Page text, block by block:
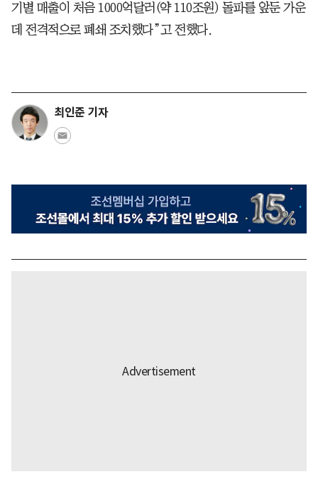
기별 매출이 처음 1000억달러(약 110조원) 돌파를 앞둔 가운
데 전격적으로 폐쇄 조치했다”고 전했다.
최인준 기자